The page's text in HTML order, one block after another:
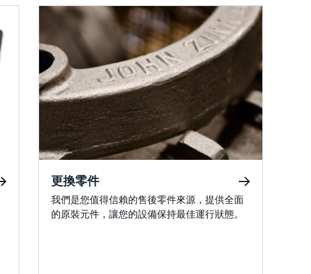
更換零件
我們是您值得信賴的售後零件來源，提供全面
的原裝元件，讓您的設備保持最佳運行狀態。